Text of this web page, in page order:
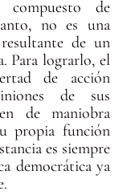
de
no es una
de un
Para lograrlo, el
de acción
de sus
de maniobra
propia función
es siempre
democrática ya